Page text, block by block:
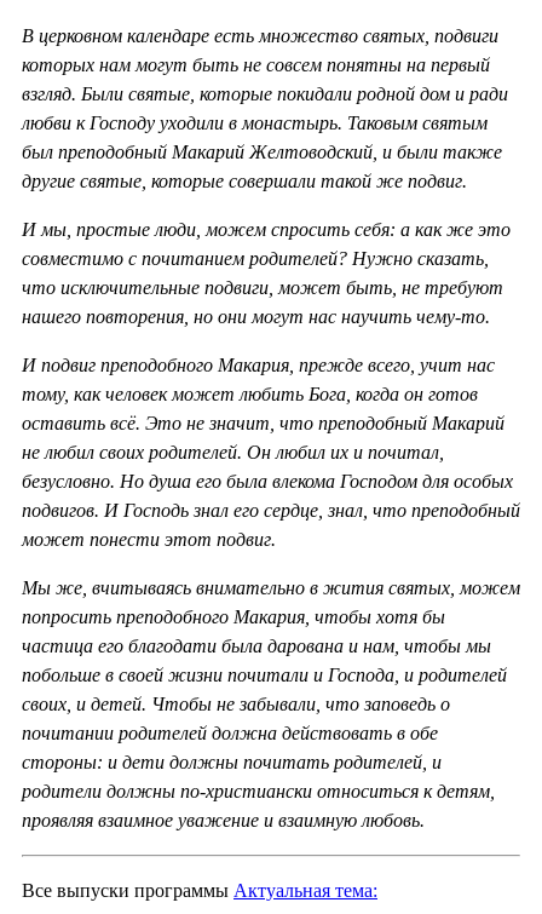
В церковном календаре есть множество святых, подвиги
которых нам могут быть не совсем понятны на первый
взгляд. Были святые, которые покидали родной дом и ради
любви к Господу уходили в монастырь. Таковым святым
был преподобный Макарий Желтоводский, и были также
другие святые, которые совершали такой же подвиг.
И мы, простые люди, можем спросить себя: а как же это
совместимо с почитанием родителей? Нужно сказать,
что исключительные подвиги, может быть, не требуют
нашего повторения, но они могут нас научить чему-то.
И подвиг преподобного Макария, прежде всего, учит нас
тому, как человек может любить Бога, когда он готов
оставить всё. Это не значит, что преподобный Макарий
не любил своих родителей. Он любил их и почитал,
безусловно. Но душа его была влекома Господом для особых
подвигов. И Господь знал его сердце, знал, что преподобный
может понести этот подвиг.
Мы же, вчитываясь внимательно в жития святых, можем
попросить преподобного Макария, чтобы хотя бы
частица его благодати была дарована и нам, чтобы мы
побольше в своей жизни почитали и Господа, и родителей
своих, и детей. Чтобы не забывали, что заповедь о
почитании родителей должна действовать в обе
стороны: и дети должны почитать родителей, и
родители должны по-христиански относиться к детям,
проявляя взаимное уважение и взаимную любовь.
Все выпуски программы Актуальная тема: